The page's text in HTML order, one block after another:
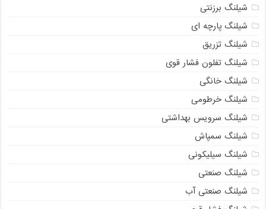
شیلنگ برزنتی
شیلنگ پارچه‌ ای
شیلنگ تزریق
شیلنگ تفلون فشار قوی
شیلنگ خانگی
شیلنگ خرطومی
شیلنگ سرویس بهداشتی
شیلنگ سمپاش
شیلنگ سیلیکونی
شیلنگ صنعتی
شیلنگ صنعتی آب